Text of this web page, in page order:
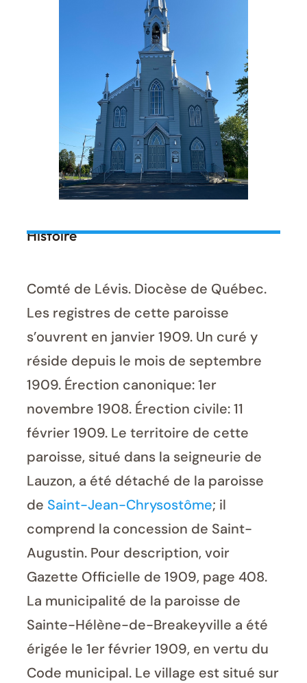
Histoire
Comté de Lévis. Diocèse de Québec.
Les registres de cette paroisse
s’ouvrent en janvier 1909. Un curé y
réside depuis le mois de septembre
1909. Érection canonique: 1er
novembre 1908. Érection civile: 11
février 1909. Le territoire de cette
paroisse, situé dans la seigneurie de
Lauzon, a été détaché de la paroisse
de Saint-Jean-Chrysostôme; il
comprend la concession de Saint-
Augustin. Pour description, voir
Gazette Officielle de 1909, page 408.
La municipalité de la paroisse de
Sainte-Hélène-de-Breakeyville a été
érigée le 1er février 1909, en vertu du
Code municipal. Le village est situé sur